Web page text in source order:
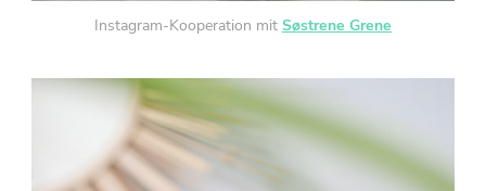
Instagram-Kooperation mit Søstrene Grene